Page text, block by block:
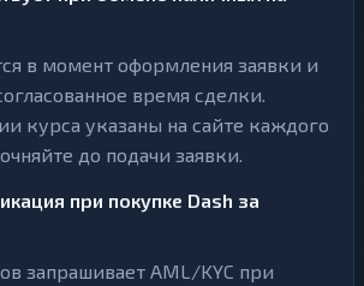
в момент оформления заявки и
время сделки.
курса указаны на сайте каждого
до подачи заявки.
при покупке Dash за
запрашивает AML/KYC при